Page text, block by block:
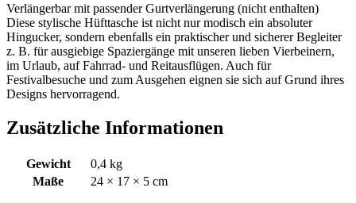
Verlängerbar mit passender Gurtverlängerung (nicht enthalten)
Diese stylische Hüfttasche ist nicht nur modisch ein absoluter
Hingucker, sondern ebenfalls ein praktischer und sicherer Begleiter
z. B. für ausgiebige Spaziergänge mit unseren lieben Vierbeinern,
im Urlaub, auf Fahrrad- und Reitausflügen. Auch für
Festivalbesuche und zum Ausgehen eignen sie sich auf Grund ihres
Designs hervorragend.
Zusätzliche Informationen
Gewicht
0,4 kg
Maße
24 × 17 × 5 cm